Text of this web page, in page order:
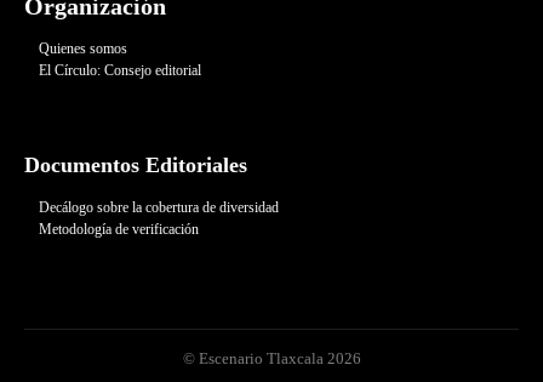
Organización
Quienes somos
El Círculo: Consejo editorial
Documentos Editoriales
Decálogo sobre la cobertura de diversidad
Metodología de verificación
© Escenario Tlaxcala 2026